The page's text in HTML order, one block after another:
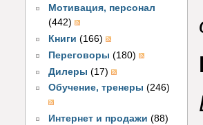
Мотивация, персонал
(442)
Книги (166)
Переговоры (180)
Дилеры (17)
Обучение, тренеры (246)
Интернет и продажи (88)